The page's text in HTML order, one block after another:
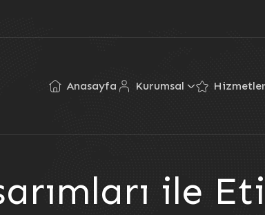
Anasayfa Kurumsal
ile